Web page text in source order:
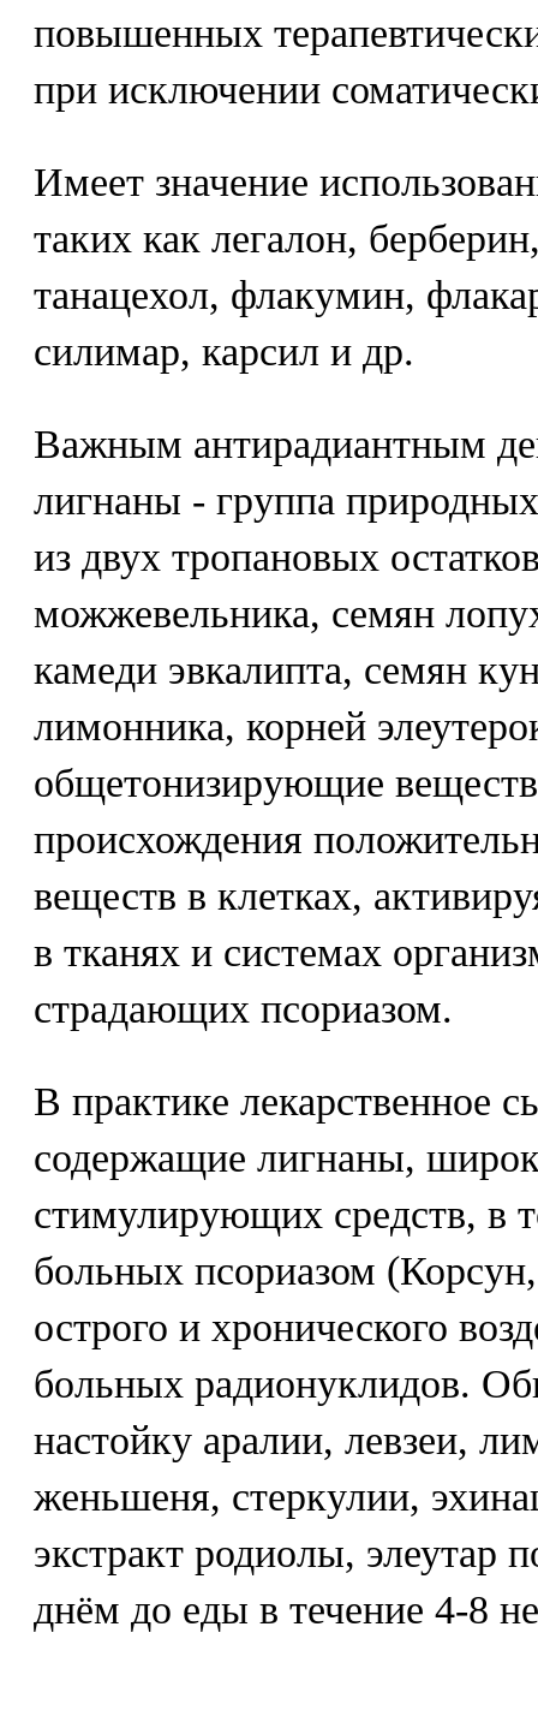
повышенных
при исключении
Имеет значение
таких как легалон,
танацехол, флакумин,
силимар, карсил и др.
Важным антирадиантным
лигнаны - группа
из двух тропановых
можжевельника, семян
камеди эвкалипта, семян
лимонника, корней
общетонизирующие
происхождения
веществ в клетках,
в тканях и системах
страдающих псориазом.
В практике лекарственное
содержащие лигнаны,
стимулирующих средств, в
больных псориазом
острого и хронического
больных радионуклидов.
настойку аралии, левзеи,
женьшеня, стеркулии,
экстракт родиолы, элеутар
днём до еды в течение 4-8